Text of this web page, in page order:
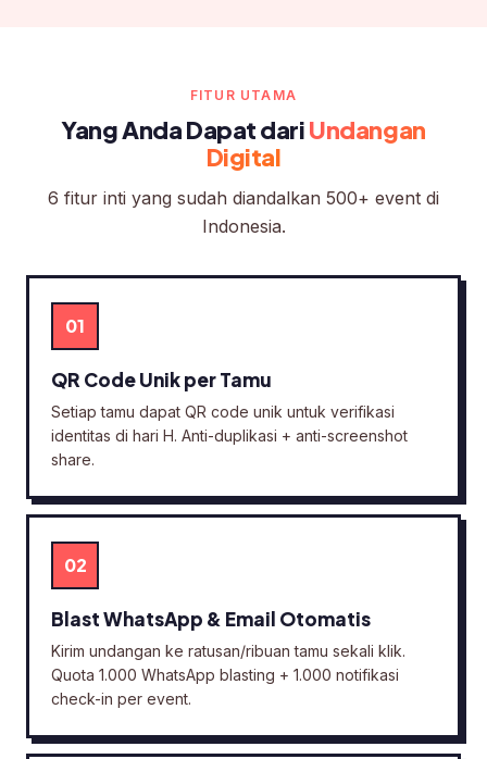
FITUR UTAMA
Yang Anda Dapat dariUndangan
Digital
6 fitur inti yang sudah diandalkan 500+ event di
Indonesia.
01
QR Code Unik per Tamu
Setiap tamu dapat QR code unik untuk verifikasi
identitas di hari H. Anti-duplikasi + anti-screenshot
share.
02
Blast WhatsApp & Email Otomatis
Kirim undangan ke ratusan/ribuan tamu sekali klik.
Quota 1.000 WhatsApp blasting + 1.000 notifikasi
check-in per event.